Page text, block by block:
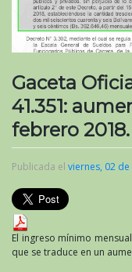
Gaceta
41.351:
febrero 2018.
Publicada el viernes, 02
El ingreso mínimo
que se traduce en un